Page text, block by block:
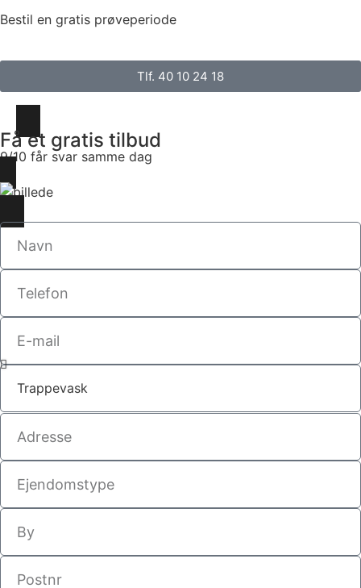
Bestil en gratis prøveperiode
Tlf. 40 10 24 18
Få et gratis tilbud
9/10 får svar samme dag